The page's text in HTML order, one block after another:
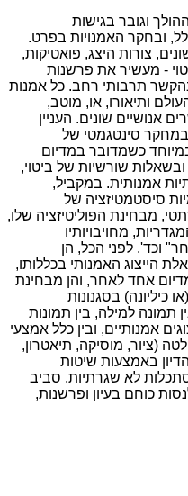
וגובר בגישות
ובחקר האמנויות בפרט.
צורות היצג, פואטיקות,
- מעשיר את פרשנות
תרבותי רחב. כל אמנות
ותיאורו, או, מוטב,
אנושיים שונים. העניין
סינטגמטי של
כשמדובר במדיום
שורשיות של ביטוי,
אמנותית. במקביל,
סיסטמטיזציה של
מבחינת הפוליטיזציה שלו,
מחויבויותיו
וכד'. לפני הכל, הן
הייצוג האמנותי בכללותו,
אחד לאחר, והן מבחינת
בסגנונות
תמונה למילה, בין תמונות
אמנותיים, ובין כלל אמצעי
(ציור, מוסיקה, תיאטרון,
באמצעות שיטות
לא שגרתיות. סביב
כוחם בעיון ופרשנות,